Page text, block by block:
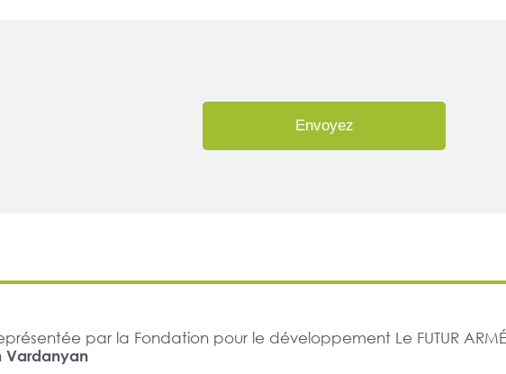
Envoyez
représentée par la Fondation pour le développement Le FUTUR
Vardanyan